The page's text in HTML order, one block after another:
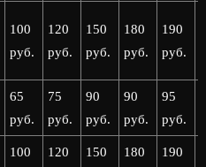
100
руб.
120
руб.
150
руб.
180
руб.
190
руб.
65
руб.
75
руб.
90
руб.
90
руб.
95
руб.
100
120
150
180
190